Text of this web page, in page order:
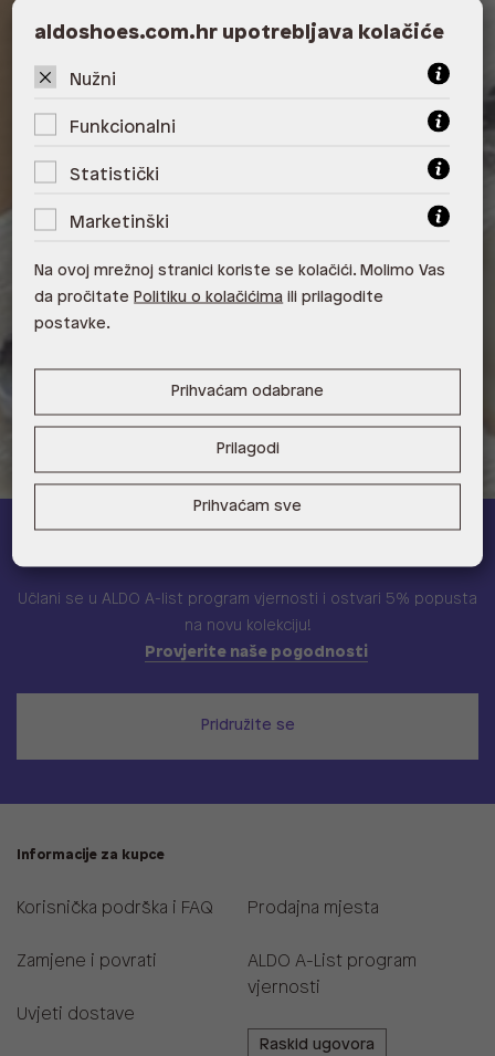
ALDO, City Center One East 10000
ALDO, City Center One West
10000 Zagreb
ALDO, Arena Centar 10020 Zagreb
ALDO, Mall of Split Split
Split
ALDO, Tower Centar 51000 Rijeka
ALDO, Supernova Zadar Zadar
Učlani se u ALDO A-list program vjernosti i ostvari 5% popusta
na novu kolekciju!
Provjerite naše pogodnosti
Pridružite se
Informacije za kupce
Korisnička podrška i FAQ
Zamjene i povrati
Uvjeti dostave
Prodajna mjesta
ALDO A-List program
vjernosti
Raskid ugovora
aldoshoes.com.hr upotrebljava kolačiće
Nužni
Funkcionalni
Statistički
Marketinški
Na ovoj mrežnoj stranici koriste se kolačići. Molimo Vas
da pročitate Politiku o kolačićima ili prilagodite
postavke.
Prihvaćam odabrane
Prilagodi
Prihvaćam sve